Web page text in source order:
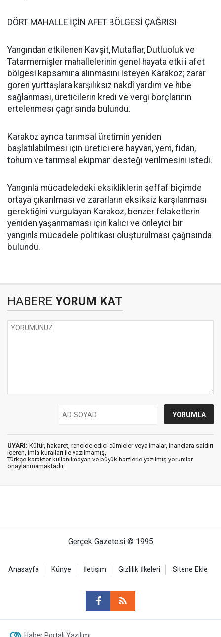
DÖRT MAHALLE İÇİN AFET BÖLGESİ ÇAĞRISI
Yangından etkilenen Kavşit, Mutaflar, Dutluoluk ve
Tatarmemişler mahallelerinin genel hayata etkili afet
bölgesi kapsamına alınmasını isteyen Karakoz; zarar
gören yurttaşlara karşılıksız nakdî yardım ve hibe
sağlanması, üreticilerin kredi ve vergi borçlarının
ertelenmesi çağrısında bulundu.
Karakoz ayrıca tarımsal üretimin yeniden
başlatılabilmesi için üreticilere hayvan, yem, fidan,
tohum ve tarımsal ekipman desteği verilmesini istedi.
Yangınla mücadeledeki eksikliklerin şeffaf biçimde
ortaya çıkarılması ve zararların eksiksiz karşılanması
gerektiğini vurgulayan Karakoz, benzer felaketlerin
yeniden yaşanmaması için kalıcı ve önleyici bir
yangınla mücadele politikası oluşturulması çağrısında
bulundu.
HABERE YORUM KAT
UYARI: Küfür, hakaret, rencide edici cümleler veya imalar, inançlara saldırı
içeren, imla kuralları ile yazılmamış,
Türkçe karakter kullanılmayan ve büyük harflerle yazılmış yorumlar
onaylanmamaktadır.
Gerçek Gazetesi © 1995
Anasayfa Künye İletişim Gizlilik İlkeleri Sitene Ekle
Haber Portalı Yazılımı